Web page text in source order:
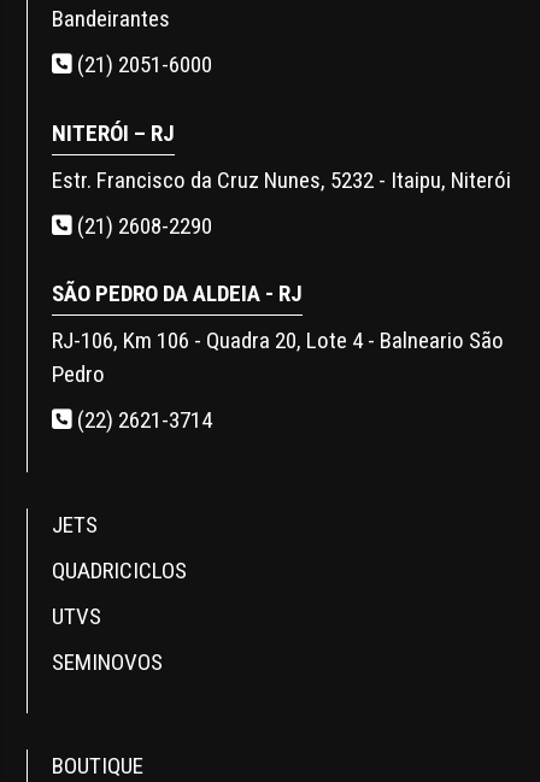
Bandeirantes
(21) 2051-6000
NITERÓI – RJ
Estr. Francisco da Cruz Nunes, 5232 - Itaipu, Niterói
(21) 2608-2290
SÃO PEDRO DA ALDEIA - RJ
RJ-106, Km 106 - Quadra 20, Lote 4 - Balneario São
Pedro
(22) 2621-3714
JETS
QUADRICICLOS
UTVS
SEMINOVOS
BOUTIQUE